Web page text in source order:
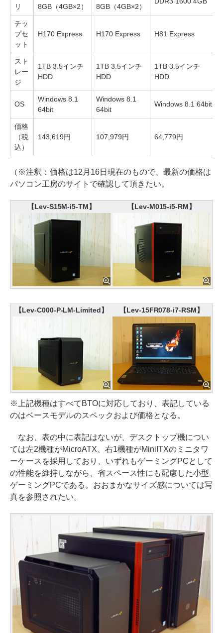
リ 8GB（4GB×2） 8GB（4GB×2）
チッ
プセ
ット
H170 Express H170 Express H81 Express
スト
レー
ジ
1TB 3.5インチ
HDD
1TB 3.5インチ
HDD
1TB 3.5インチ
HDD
OS
Windows 8.1
64bit
Windows 8.1
64bit
Windows 8.1 64bit
価格
（税
込）
143,619円 107,979円 64,779円
（※注釈：価格は12月16日現在のもので、最新の価格は
パソコン工房のサイトで確認して頂きたい。
【Lev-S15M-i5-TM】 【Lev-M015-i5-RM】
【Lev-C000-P-LM-Limited】 【Lev-15FR078-i7-RSM】
※上記機種はすべてBTOに対応しており、表記している
のはベースモデルのスペックおよび価格となる。
なお、表の中に表記はないが、デスクトップ機につい
ては左2機種がMicroATX、右1機種がMiniITXのミニタワ
ーケースを採用しており、いずれもゲーミングPCとして
の性能を維持しながら、省スペース性にも配慮した小型
ゲーミングPCである。おおまかなサイズ感については写
真を参照されたい。